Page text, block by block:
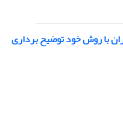
با روش خود توضیح برداری